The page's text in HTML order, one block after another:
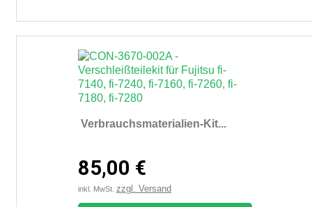
Verbrauchsmaterialien-Kit...
85,00 €
inkl. MwSt. zzgl. Versand